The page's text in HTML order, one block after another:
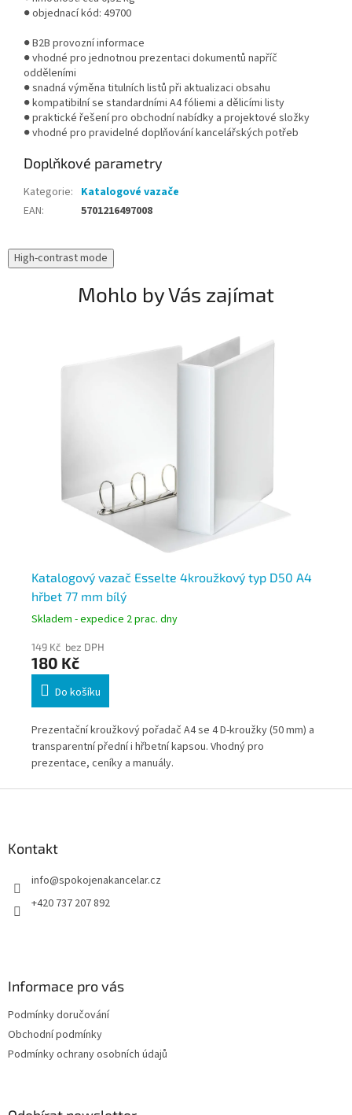
● objednací kód: 49700
● B2B provozní informace
● vhodné pro jednotnou prezentaci dokumentů napříč
odděleními
● snadná výměna titulních listů při aktualizaci obsahu
● kompatibilní se standardními A4 fóliemi a dělicími listy
● praktické řešení pro obchodní nabídky a projektové složky
● vhodné pro pravidelné doplňování kancelářských potřeb
Doplňkové parametry
Kategorie: Katalogové vazače
EAN: 5701216497008
High-contrast mode
Mohlo by Vás zajímat
Katalogový vazač Esselte 4kroužkový typ D50 A4
hřbet 77 mm bílý
Skladem - expedice 2 prac. dny
149 Kč bez DPH
180 Kč
Do košíku
Prezentační kroužkový pořadač A4 se 4 D-kroužky (50 mm) a
transparentní přední i hřbetní kapsou. Vhodný pro
prezentace, ceníky a manuály.
Kontakt
info@spokojenakancelar.cz
+420 737 207 892
Informace pro vás
Podmínky doručování
Obchodní podmínky
Podmínky ochrany osobních údajů